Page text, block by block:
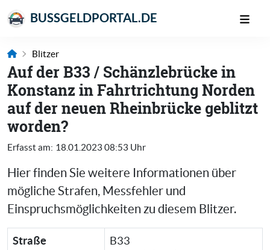
BUSSGELDPORTAL.DE
Blitzer
Auf der B33 / Schänzlebrücke in
Konstanz in Fahrtrichtung Norden
auf der neuen Rheinbrücke geblitzt
worden?
Erfasst am: 18.01.2023 08:53 Uhr
Hier finden Sie weitere Informationen über
mögliche Strafen, Messfehler und
Einspruchsmöglichkeiten zu diesem Blitzer.
Straße
B33